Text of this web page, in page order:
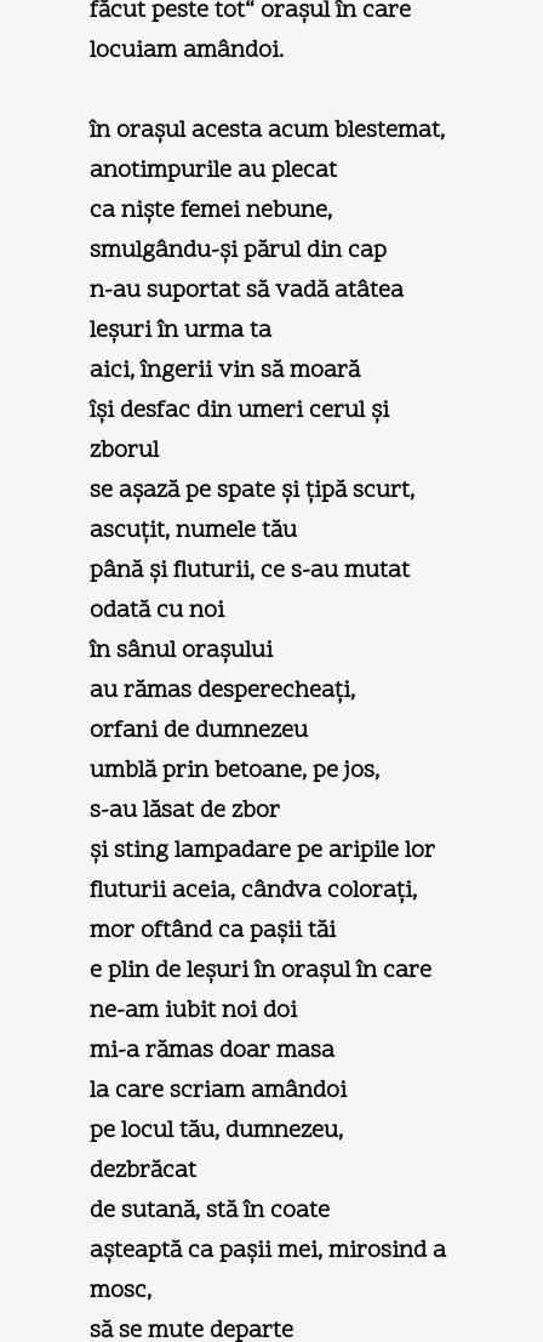
făcut peste tot“ oraşul în care
locuiam amândoi.
în oraşul acesta acum blestemat,
anotimpurile au plecat
ca nişte femei nebune,
smulgându-şi părul din cap
n-au suportat să vadă atâtea
leşuri în urma ta
aici, îngerii vin să moară
îşi desfac din umeri cerul şi
zborul
se aşază pe spate şi ţipă scurt,
ascuţit, numele tău
până şi fluturii, ce s-au mutat
odată cu noi
în sânul oraşului
au rămas desperecheaţi,
orfani de dumnezeu
umblă prin betoane, pe jos,
s-au lăsat de zbor
şi sting lampadare pe aripile lor
fluturii aceia, cândva coloraţi,
mor oftând ca paşii tăi
e plin de leşuri în oraşul în care
ne-am iubit noi doi
mi-a rămas doar masa
la care scriam amândoi
pe locul tău, dumnezeu,
dezbrăcat
de sutană, stă în coate
aşteaptă ca paşii mei, mirosind a
mosc,
să se mute departe